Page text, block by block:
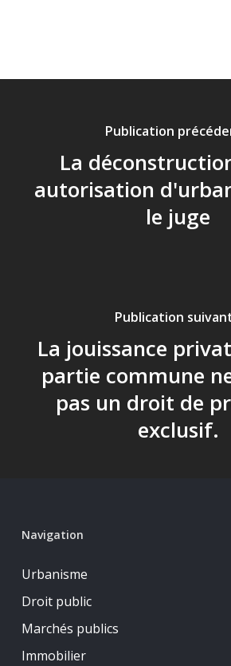
Publication
La
autorisation
le juge
Publication
La jouissance
partie commune
pas un droit de
exclusif.
Navigation
Urbanisme
Droit public
Marchés publics
Immobilier